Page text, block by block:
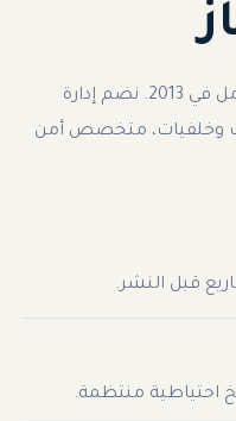
بدأنا عام 2008، وتكوّن فريقنا المتكامل في 2013. نضم إدارة
وخلفيات، متخصص أمن
قبل النشر.
احتياطية منتظمة.